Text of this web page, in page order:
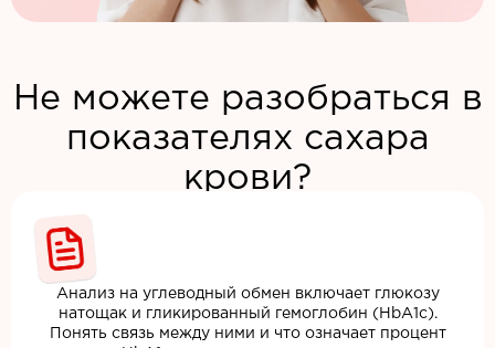
Не можете разобраться в
показателях сахара
крови?
Анализ на углеводный обмен включает глюкозу
натощак и гликированный гемоглобин (HbA1c).
Понять связь между ними и что означает процент